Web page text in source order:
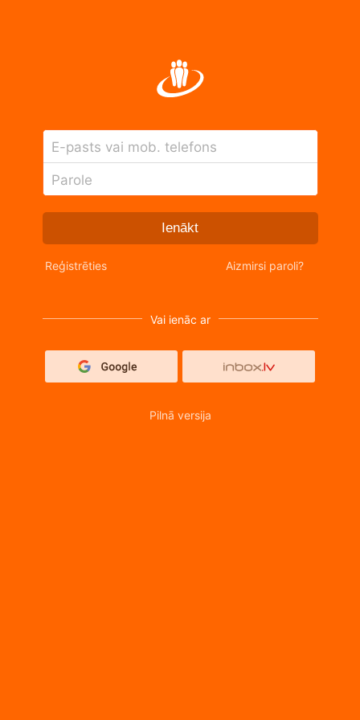
E-pasts vai mob. telefons
Parole
Ienākt
Reģistrēties Aizmirsi paroli?
Vai ienāc ar
Pilnā versija